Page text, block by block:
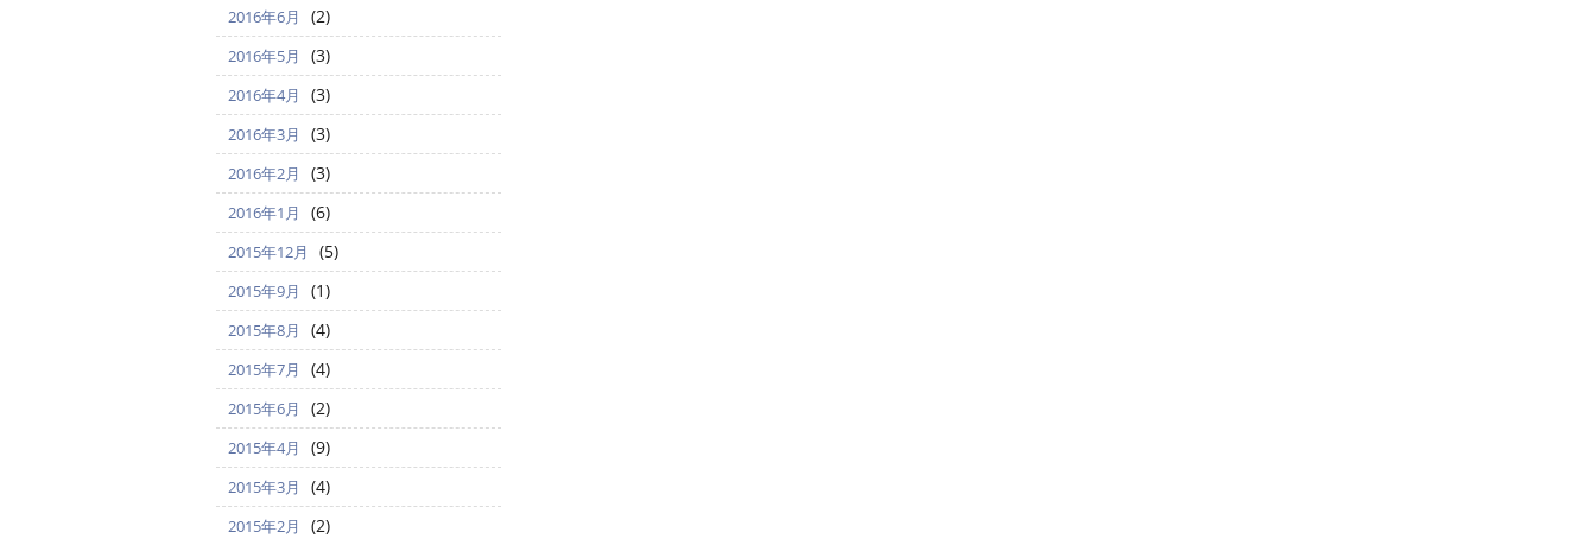
2016年6月 (2)
2016年5月 (3)
2016年4月 (3)
2016年3月 (3)
2016年2月 (3)
2016年1月 (6)
2015年12月 (5)
2015年9月 (1)
2015年8月 (4)
2015年7月 (4)
2015年6月 (2)
2015年4月 (9)
2015年3月 (4)
2015年2月 (2)